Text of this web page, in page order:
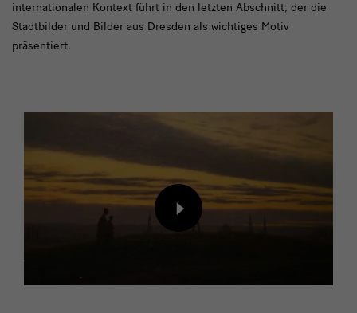
internationalen Kontext führt in den letzten Abschnitt, der die
Stadtbilder und Bilder aus Dresden als wichtiges Motiv
präsentiert.
Inhalt
von
laden